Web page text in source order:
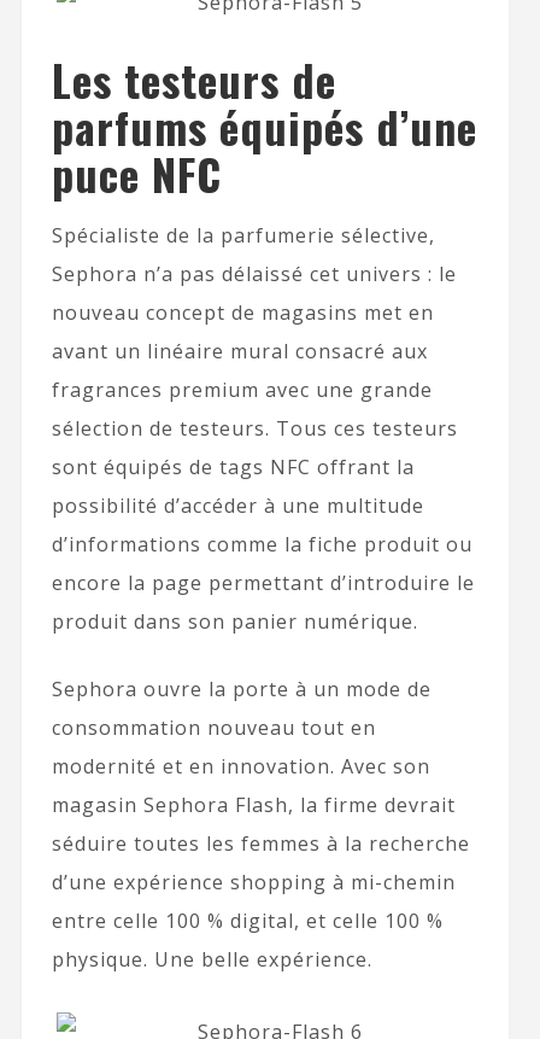
Les testeurs de
parfums équipés d’une
puce NFC
Spécialiste de la parfumerie sélective,
Sephora n’a pas délaissé cet univers : le
nouveau concept de magasins met en
avant un linéaire mural consacré aux
fragrances premium avec une grande
sélection de testeurs. Tous ces testeurs
sont équipés de tags NFC offrant la
possibilité d’accéder à une multitude
d’informations comme la fiche produit ou
encore la page permettant d’introduire le
produit dans son panier numérique.
Sephora ouvre la porte à un mode de
consommation nouveau tout en
modernité et en innovation. Avec son
magasin Sephora Flash, la firme devrait
séduire toutes les femmes à la recherche
d’une expérience shopping à mi-chemin
entre celle 100 % digital, et celle 100 %
physique. Une belle expérience.